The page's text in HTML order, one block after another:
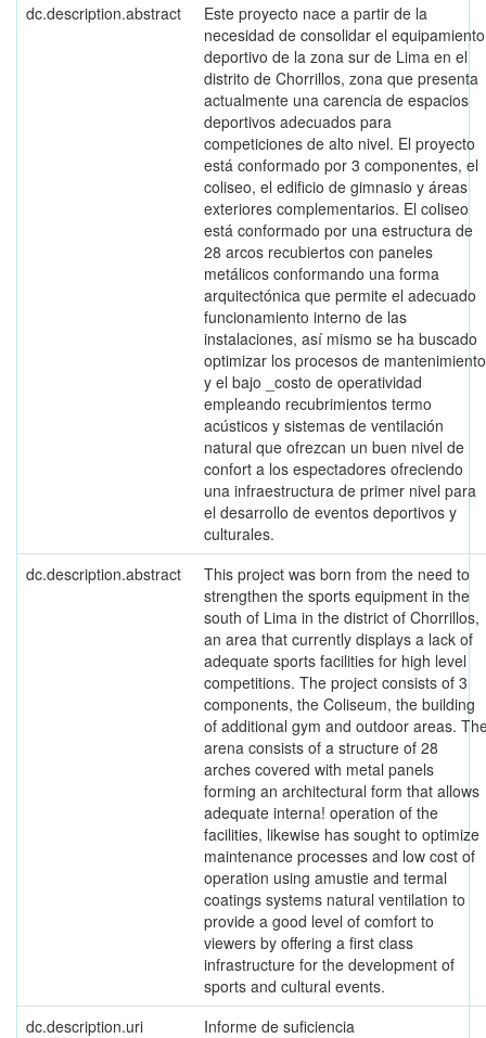
dc.description.abstract
Este proyecto nace a partir de la
necesidad de consolidar el equipamiento
deportivo de la zona sur de Lima en el
distrito de Chorrillos, zona que presenta
actualmente una carencia de espacios
deportivos adecuados para
competiciones de alto nivel. El proyecto
está conformado por 3 componentes, el
coliseo, el edificio de gimnasio y áreas
exteriores complementarios. El coliseo
está conformado por una estructura de
28 arcos recubiertos con paneles
metálicos conformando una forma
arquitectónica que permite el adecuado
funcionamiento interno de las
instalaciones, así mismo se ha buscado
optimizar los procesos de mantenimiento
y el bajo _costo de operatividad
empleando recubrimientos termo
acústicos y sistemas de ventilación
natural que ofrezcan un buen nivel de
confort a los espectadores ofreciendo
una infraestructura de primer nivel para
el desarrollo de eventos deportivos y
culturales.
dc.description.abstract
This project was born from the need to
strengthen the sports equipment in the
south of Lima in the district of Chorrillos,
an area that currently displays a lack of
adequate sports facilities for high level
competitions. The project consists of 3
components, the Coliseum, the building
of additional gym and outdoor areas.
arena consists of a structure of 28
arches covered with metal panels
forming an architectural form that allows
adequate interna! operation of the
facilities, likewise has sought to optimize
maintenance processes and low cost of
operation using amustie and termal
coatings systems natural ventilation to
provide a good level of comfort to
viewers by offering a first class
infrastructure for the development of
sports and cultural events.
dc.description.uri
Informe de suficiencia